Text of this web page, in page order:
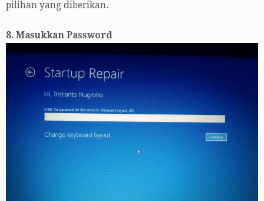
pilihan yang diberikan.
8. Masukkan Password